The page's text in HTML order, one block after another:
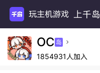
玩主机游戏 上千岛
OC 岛 
1854931人加入